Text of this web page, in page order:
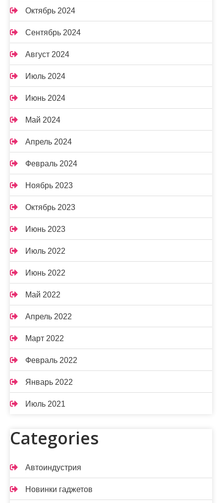
Октябрь 2024
Сентябрь 2024
Август 2024
Июль 2024
Июнь 2024
Май 2024
Апрель 2024
Февраль 2024
Ноябрь 2023
Октябрь 2023
Июнь 2023
Июль 2022
Июнь 2022
Май 2022
Апрель 2022
Март 2022
Февраль 2022
Январь 2022
Июль 2021
Categories
Автоиндустрия
Новинки гаджетов